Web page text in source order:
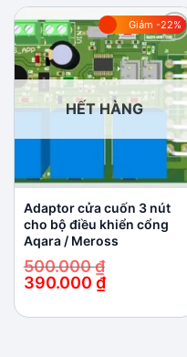
Giảm -22%
Add to
wishlist
HẾT HÀNG
Adaptor cửa cuốn 3 nút
cho bộ điều khiển cổng
Aqara / Meross
500.000₫
Giá
là:
390.000 ₫
Giá
tại